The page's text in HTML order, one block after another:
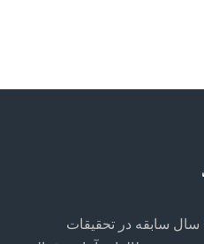
گروه تحقیقاتی JPR با 17 سال سابقه در تحقیقات